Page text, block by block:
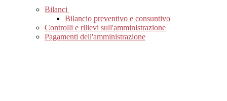
Bilanci
Bilancio preventivo e consuntivo
Controlli e rilievi sull'amministrazione
Pagamenti dell'amministrazione